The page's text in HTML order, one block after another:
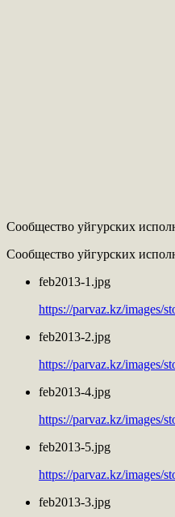
Сообщество уйгурских
Сообщество уйгурских
feb2013-1.jpg
https://parvaz.kz/images/
feb2013-2.jpg
https://parvaz.kz/images/
feb2013-4.jpg
https://parvaz.kz/images/
feb2013-5.jpg
https://parvaz.kz/images/
feb2013-3.jpg